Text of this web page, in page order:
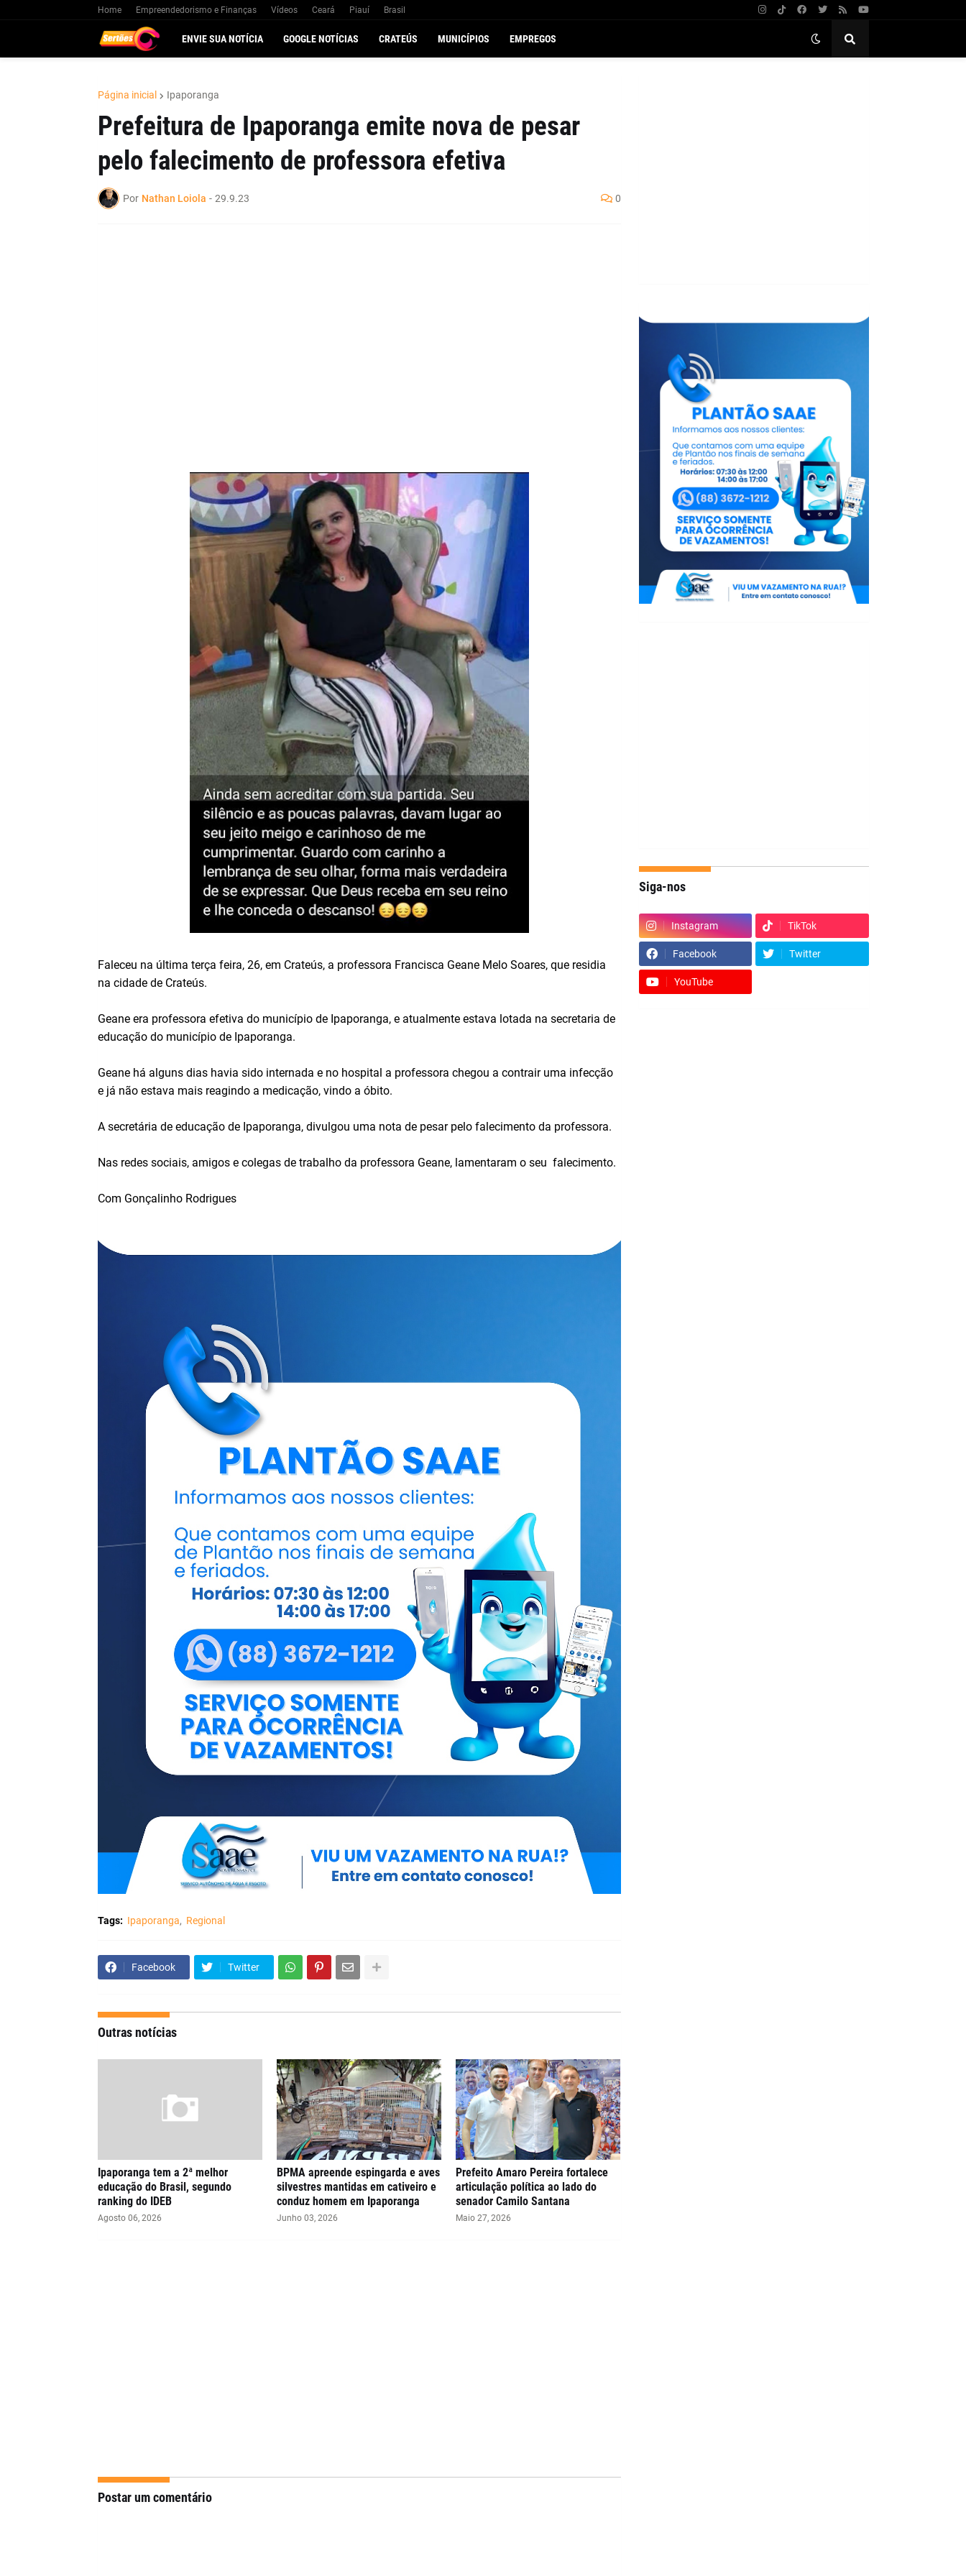
Home Empreendedorismo e Finanças Vídeos Ceará Piauí Brasil
ENVIE SUA NOTÍCIA GOOGLE NOTÍCIAS CRATEÚS MUNICÍPIOS EMPREGOS
Página inicial Ipaporanga
Prefeitura de Ipaporanga emite nova de pesar
pelo falecimento de professora efetiva
Por Nathan Loiola - 29.9.23 0
Faleceu na última terça feira, 26, em Crateús, a professora Francisca Geane Melo Soares, que residia
na cidade de Crateús.
Geane era professora efetiva do município de Ipaporanga, e atualmente estava lotada na secretaria de
educação do município de Ipaporanga.
Geane há alguns dias havia sido internada e no hospital a professora chegou a contrair uma infecção
e já não estava mais reagindo a medicação, vindo a óbito.
A secretária de educação de Ipaporanga, divulgou uma nota de pesar pelo falecimento da professora.
Nas redes sociais, amigos e colegas de trabalho da professora Geane, lamentaram o seu falecimento.
Com Gonçalinho Rodrigues
Tags: Ipaporanga Regional
Facebook Twitter
Outras notícias
Ipaporanga tem a 2ª melhor
educação do Brasil, segundo
ranking do IDEB
Agosto 06, 2026
BPMA apreende espingarda e aves
silvestres mantidas em cativeiro e
conduz homem em Ipaporanga
Junho 03, 2026
Prefeito Amaro Pereira fortalece
articulação política ao lado do
senador Camilo Santana
Maio 27, 2026
Postar um comentário
Siga-nos
Instagram TikTok
Facebook Twitter
YouTube